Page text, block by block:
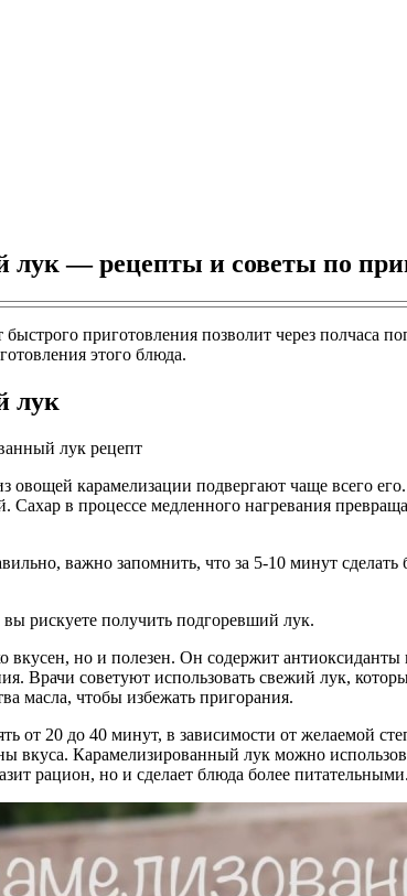
— рецепты и советы по
приготовления позволит через полчаса
этого блюда.
лук
овощей карамелизации подвергают чаще всего
в процессе медленного нагревания
важно запомнить, что за 5-10 минут
рискуете получить подгоревший лук.
вкусен, но и полезен. Он содержит
Врачи советуют использовать свежий лук,
масла, чтобы избежать пригорания.
от 20 до 40 минут, в зависимости от желаемой
вкуса. Карамелизированный лук можно
рацион, но и сделает блюда более питательными.